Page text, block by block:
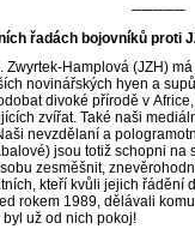
─────
řadách bojovníků proti
Zwyrtek-Hamplová (JZH)
novinářských hyen a
divoké přírodě v
zvířat. Také naši
nevzdělaní a
jsou totiž schopni na
zesměšnit,
kteří kvůli jejich řádění
rokem 1989, dělávali
už od nich pokoj!